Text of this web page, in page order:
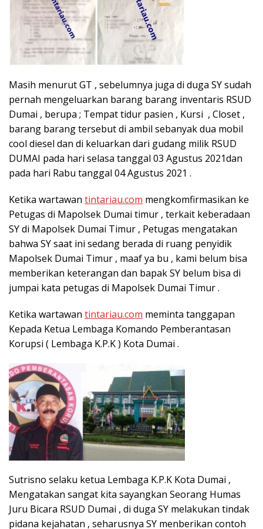
Masih menurut GT , sebelumnya juga di duga SY sudah
pernah mengeluarkan barang barang inventaris RSUD
Dumai , berupa ; Tempat tidur pasien , Kursi , Closet ,
barang barang tersebut di ambil sebanyak dua mobil
cool diesel dan di keluarkan dari gudang milik RSUD
DUMAI pada hari selasa tanggal 03 Agustus 2021dan
pada hari Rabu tanggal 04 Agustus 2021 .
Ketika wartawan tintariau.com mengkomfirmasikan ke
Petugas di Mapolsek Dumai timur , terkait keberadaan
SY di Mapolsek Dumai Timur , Petugas mengatakan
bahwa SY saat ini sedang berada di ruang penyidik
Mapolsek Dumai Timur , maaf ya bu , kami belum bisa
memberikan keterangan dan bapak SY belum bisa di
jumpai kata petugas di Mapolsek Dumai Timur .
Ketika wartawan tintariau.com meminta tanggapan
Kepada Ketua Lembaga Komando Pemberantasan
Korupsi ( Lembaga K.P.K ) Kota Dumai .
Sutrisno selaku ketua Lembaga K.P.K Kota Dumai ,
Mengatakan sangat kita sayangkan Seorang Humas
Juru Bicara RSUD Dumai , di duga SY melakukan tindak
pidana kejahatan , seharusnya SY menberikan contoh